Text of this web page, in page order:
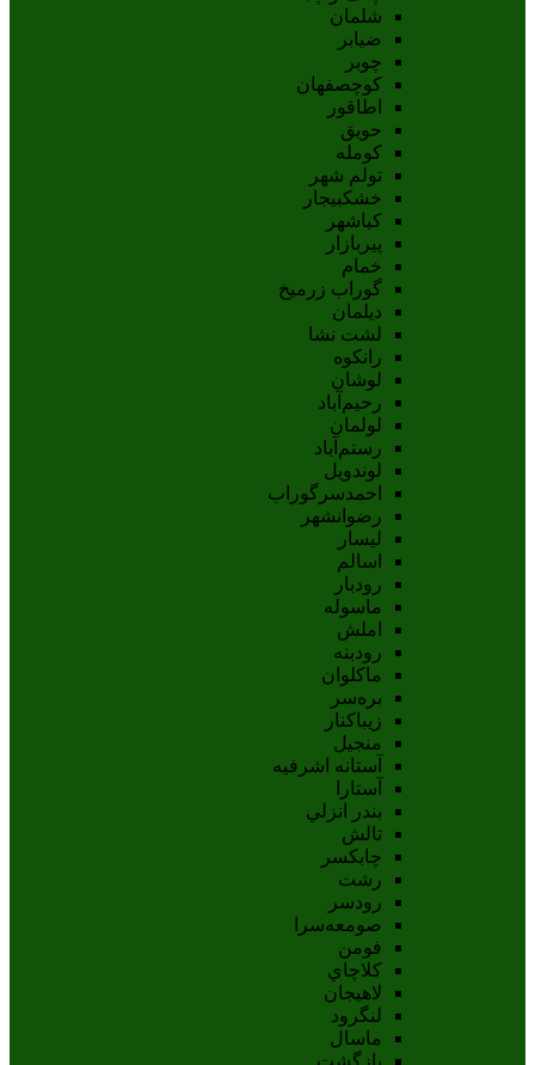
شلمان
ضیابر
چوبر
کوچصفهان
اطاقور
حویق
کومله
تولم شهر
خشکبیجار
کیاشهر
پیربازار
خمام
گوراب زرمیخ
دیلمان
لشت نشا
رانکوه
لوشان
رحیم‌آباد
لولمان
رستم‌آباد
لوندویل
احمدسرگوراب
رضوانشهر
لیسار
اسالم
رودبار
ماسوله
املش
رودبنه
ماکلوان
بره‌سر
زیباکنار
منجیل
آستانه اشرفيه
آستارا
بندر انزلي
تالش
چابکسر
رشت
رودسر
صومعه‌سرا
فومن
کلاچاي
لاهيجان
لنگرود
ماسال
بازگشت